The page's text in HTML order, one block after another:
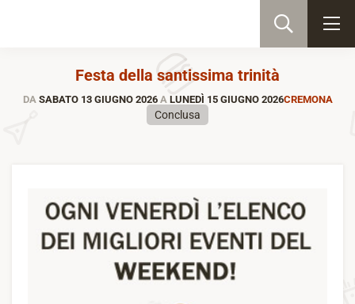
Festa della santissima trinità
DASABATO 13 GIUGNO 2026 ALUNEDÌ 15 GIUGNO 2026CREMONA
Conclusa